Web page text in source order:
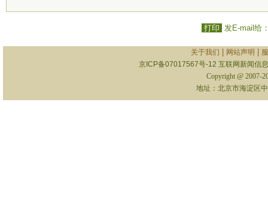
打印 发E-mail给
关于我们 网站声明
京ICP备07017567号-12 互联网新闻信
Copyright @ 2007-
地址：北京市海淀区